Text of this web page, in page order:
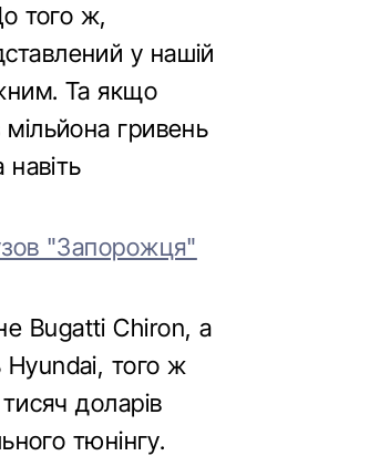
того ж,
у нашій
Та якщо
гривень
"Запорожця"
Bugatti Chiron, а
того ж
доларів
тюнінгу.